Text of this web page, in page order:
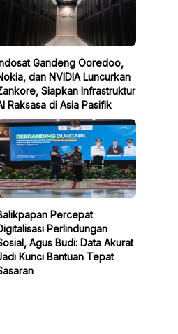
Gandeng Ooredoo,
dan NVIDIA Luncurkan
Siapkan Infrastruktur
Raksasa di Asia Pasifik
Percepat
Perlindungan
Agus Budi: Data Akurat
Kunci Bantuan Tepat